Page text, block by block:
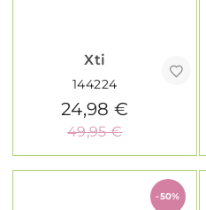
Xti
144224
24,98 €
49,95 €
-50%